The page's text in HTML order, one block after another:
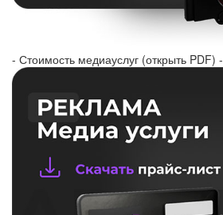
- Стоимость медиауслуг (открыть PDF) -